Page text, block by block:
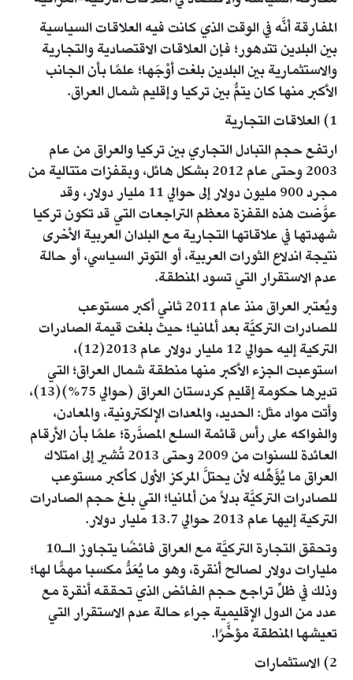
المفارقة أنَّه في الوقت الذي كانت فيه العلاقات السياسية
بين البلدين تتدهور؛ فإن العلاقات الاقتصادية والتجارية
والاستثمارية بين البلدين بلغت أوْجَها؛ علمًا بأن الجانب
الأكبر منها كان يتمُّ بين تركيا وإقليم شمال العراق.
1) العلاقات التجارية
ارتفع حجم التبادل التجاري بين تركيا والعراق من عام
2003 وحتى عام 2012 بشكل هائل، وبقفزات متتالية من
مجرد 900 مليون دولار إلى حوالي 11 مليار دولار، وقد
عوَّضت هذه القفزة معظم التراجعات التي قد تكون تركيا
شهدتها في علاقاتها التجارية مع البلدان العربية الأخرى
نتيجة اندلاع الثورات العربية، أو التوتر السياسي، أو حالة
عدم الاستقرار التي تسود المنطقة.
ويُعتبر العراق منذ عام 2011 ثاني أكبر مستوعب
للصادرات التركيَّة بعد ألمانيا؛ حيث بلغت قيمة الصادرات
التركية إليه حوالي 12 مليار دولار عام 2013(12)،
استوعبت الجزء الأكبر منها منطقة شمال العراق؛ التي
تديرها حكومة إقليم كردستان العراق (حوالي 75%)(13)،
وأتت مواد مثل: الحديد، والمعدات الإلكترونية، والمعادن،
والفواكه على رأس قائمة السلع المصدَّرة؛ علمًا بأن الأرقام
العائدة للسنوات من 2009 وحتى 2013 تُشير إلى امتلاك
العراق ما يُؤَهِّله لأن يحتلَّ المركز الأول كأكبر مستوعب
للصادرات التركيَّة بدلاً من ألمانيا؛ التي بلغ حجم الصادرات
التركية إليها عام 2013 حوالي 13.7 مليار دولار.
وتحقق التجارة التركيَّة مع العراق فائضًا يتجاوز الـ10
مليارات دولار لصالح أنقرة، وهو ما يُعَدُّ مكسبا مهمًّا لها؛
وذلك في ظلِّ تراجع حجم الفائض الذي تحققه أنقرة مع
عدد من الدول الإقليمية جراء حالة عدم الاستقرار التي
تعيشها المنطقة مؤخَّرًا.
2) الاستثمارات